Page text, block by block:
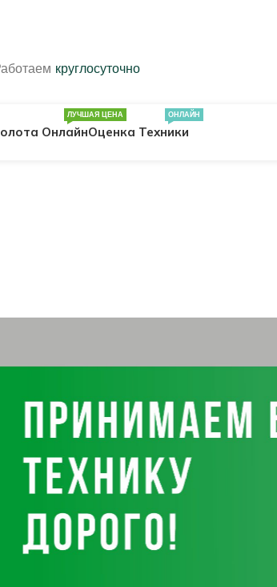
круглосуточно
Онлайн
ЛУЧШАЯ ЦЕНА
Оценка Техники
ОНЛАЙН